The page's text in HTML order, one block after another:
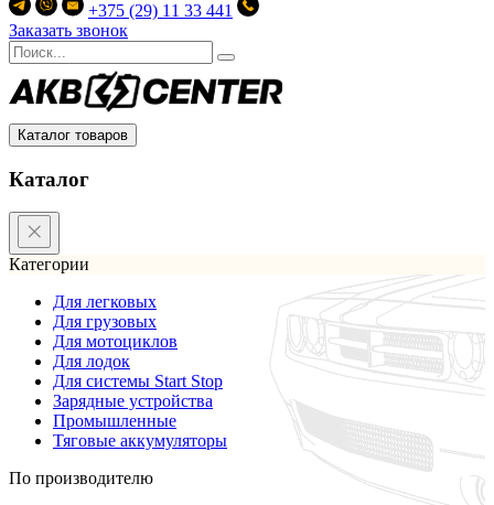
+375 (29) 11 33 441
Заказать звонок
Каталог товаров
Каталог
Категории
Для легковых
Для грузовых
Для мотоциклов
Для лодок
Для системы Start Stop
Зарядные устройства
Промышленные
Тяговые аккумуляторы
По производителю